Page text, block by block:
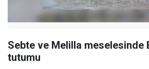
Sebte ve Melilla meselesinde
tutumu